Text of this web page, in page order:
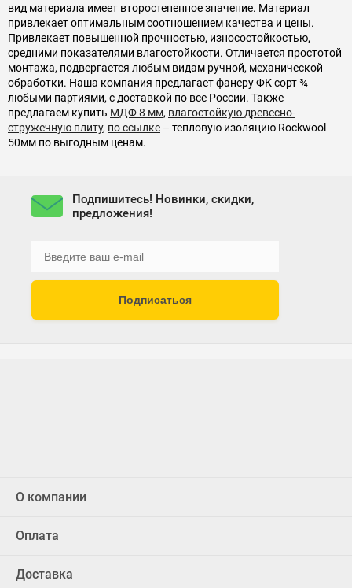
вид материала имеет второстепенное значение. Материал
привлекает оптимальным соотношением качества и цены.
Привлекает повышенной прочностью, износостойкостью,
средними показателями влагостойкости. Отличается простотой
монтажа, подвергается любым видам ручной, механической
обработки. Наша компания предлагает фанеру ФК сорт ¾
любыми партиями, с доставкой по все России. Также
предлагаем купить МДФ 8 мм, влагостойкую древесно-
стружечную плиту, по ссылке – тепловую изоляцию Rockwool
50мм по выгодным ценам.
Подпишитесь! Новинки, скидки,
предложения!
Подписаться
О компании
Оплата
Доставка